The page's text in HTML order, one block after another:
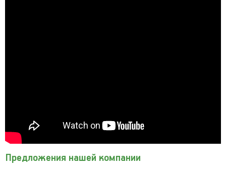
Предложения нашей компании